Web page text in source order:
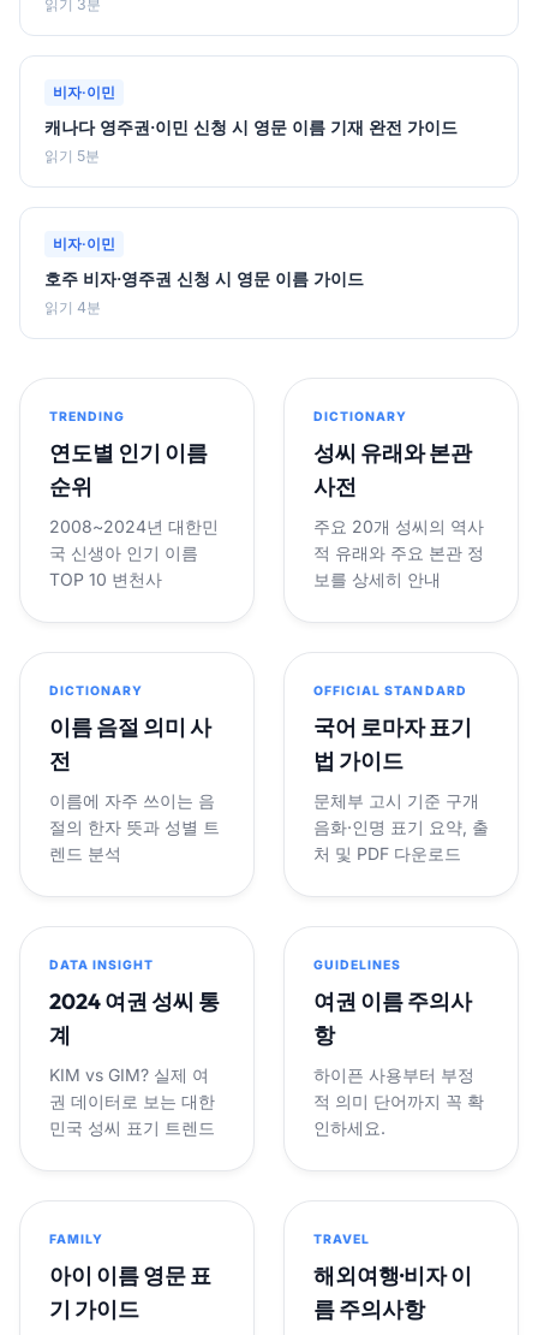
읽기 3분
비자·이민
캐나다 영주권·이민 신청 시 영문 이름 기재 완전 가이드
읽기 5분
비자·이민
호주 비자·영주권 신청 시 영문 이름 가이드
읽기 4분
TRENDING
연도별 인기 이름
순위
2008~2024년 대한민
국 신생아 인기 이름
TOP 10 변천사
DICTIONARY
성씨 유래와 본관
사전
주요 20개 성씨의 역사
적 유래와 주요 본관 정
보를 상세히 안내
DICTIONARY
이름 음절 의미 사
전
이름에 자주 쓰이는 음
절의 한자 뜻과 성별 트
렌드 분석
OFFICIAL STANDARD
국어 로마자 표기
법 가이드
문체부 고시 기준 구개
음화·인명 표기 요약, 출
처 및 PDF 다운로드
DATA INSIGHT
2024 여권 성씨 통
계
KIM vs GIM? 실제 여
권 데이터로 보는 대한
민국 성씨 표기 트렌드
GUIDELINES
여권 이름 주의사
항
하이픈 사용부터 부정
적 의미 단어까지 꼭 확
인하세요.
FAMILY
아이 이름 영문 표
기 가이드
TRAVEL
해외여행·비자 이
름 주의사항